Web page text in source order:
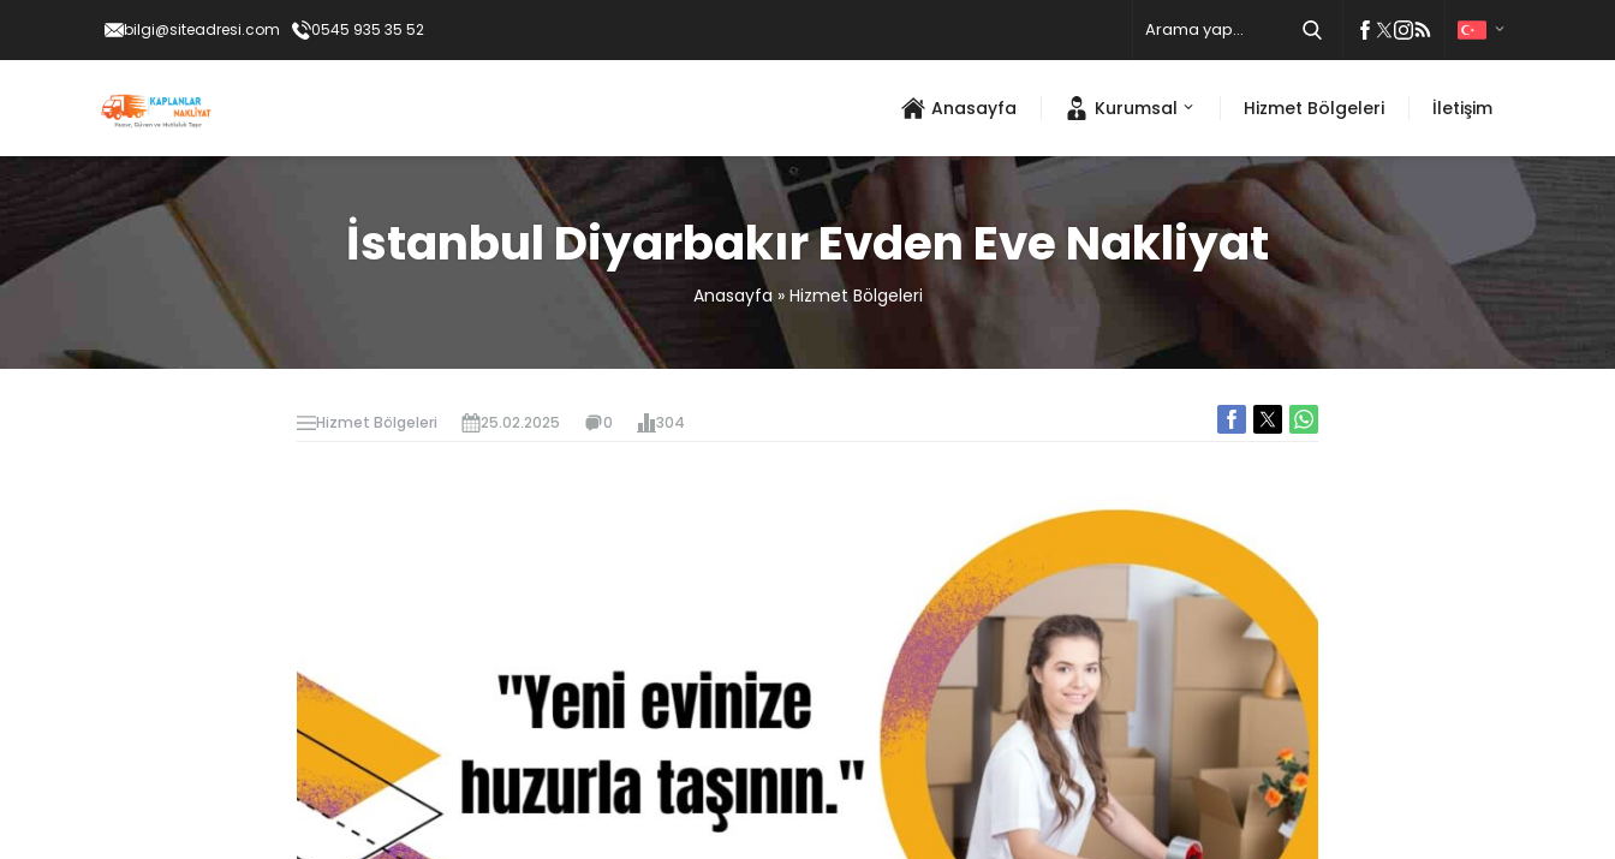
bilgi@siteadresi.com 0545 935 35 52
Anasayfa Kurumsal Hizmet Bölgeleri İletişim
İstanbul Diyarbakır Evden Eve Nakliyat
Anasayfa» Hizmet Bölgeleri
Hizmet Bölgeleri 25.02.2025 0 304